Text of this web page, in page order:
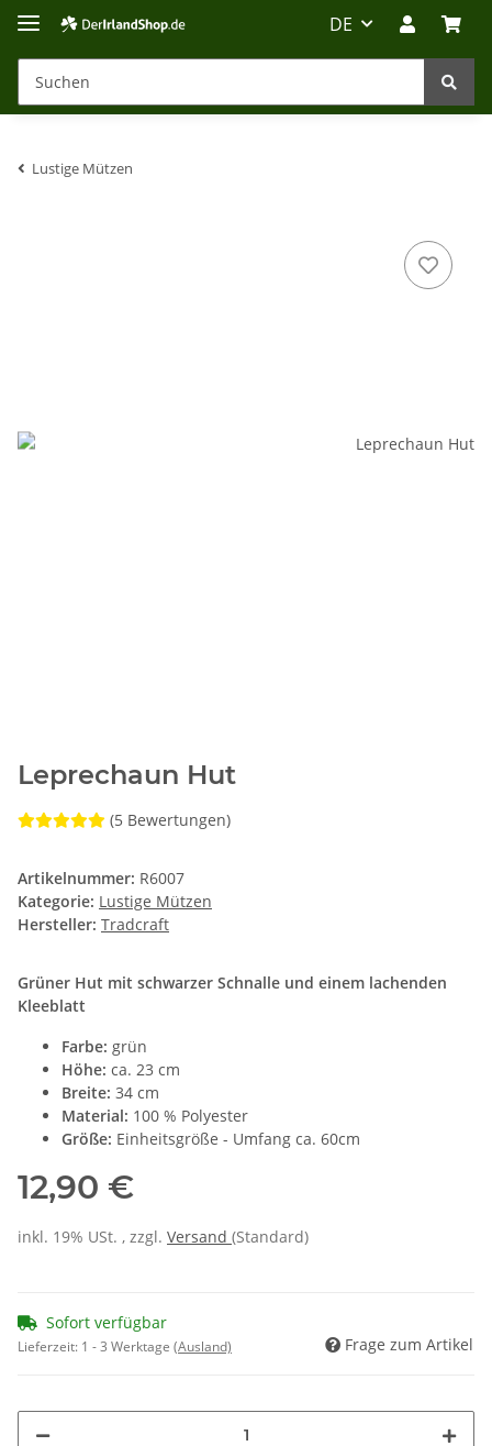
DE
Lustige Mützen
Leprechaun Hut
(5 Bewertungen)
Artikelnummer: R6007
Kategorie: Lustige Mützen
Hersteller: Tradcraft
Grüner Hut mit schwarzer Schnalle und einem lachenden
Kleeblatt
Farbe: grün
Höhe: ca. 23 cm
Breite: 34 cm
Material: 100 % Polyester
Größe: Einheitsgröße - Umfang ca. 60cm
12,90 €
inkl. 19% USt. , zzgl. Versand (Standard)
Sofort verfügbar
Lieferzeit: 1 - 3 Werktage (Ausland) Frage zum Artikel